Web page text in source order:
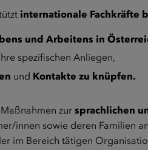
internationale Fachkräfte
und Arbeitens in
spezifischen Anliegen,
und Kontakte zu knüpfen.
zursprachlichen
innen sowie deren Familien
im Bereich tätigen